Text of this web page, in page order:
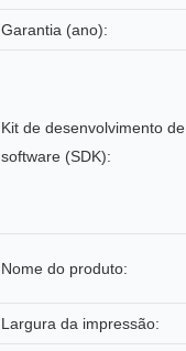
Garantia (ano):
Kit de desenvolvimento de
software (SDK):
Nome do produto:
Largura da impressão: